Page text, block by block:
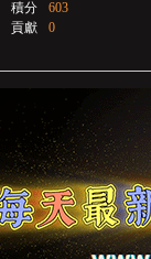
積分
603
貢獻 0